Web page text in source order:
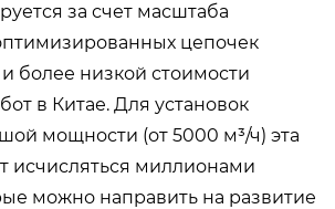
за счет масштаба
цепочек
более низкой стоимости
в Китае. Для установок
мощности (от 5000 м³/ч) эта
исчисляться миллионами
можно направить на развитие